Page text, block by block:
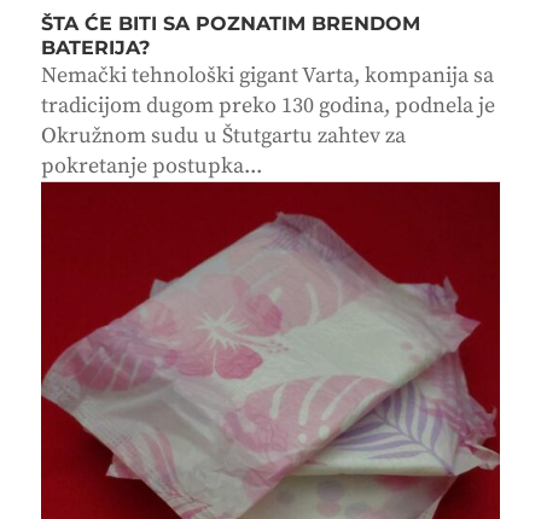
ŠTA ĆE BITI SA POZNATIM BRENDOM
BATERIJA?
Nemački tehnološki gigant Varta, kompanija sa
tradicijom dugom preko 130 godina, podnela je
Okružnom sudu u Štutgartu zahtev za
pokretanje postupka...